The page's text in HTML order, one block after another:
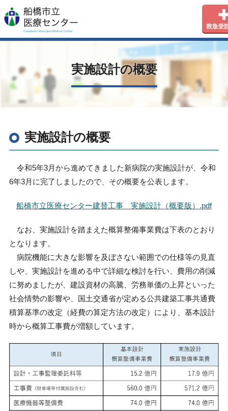
実施設計の概要
実施設計の概要
令和5年3月から進めてきました新病院の実施設計が、令和
6年3月に完了しましたので、その概要を公表します。
船橋市立医療センター建替工事 実施設計（概要版）.pdf
なお、実施設計を踏まえた概算整備事業費は下表のとおり
となります。
病院機能に大きな影響を及ぼさない範囲での仕様等の見直
しや、実施設計を進める中で詳細な検討を行い、費用の削減
に努めましたが、建設資材の高騰、労務単価の上昇といった
社会情勢の影響や、国土交通省が定める公共建築工事共通費
積算基準の改定（経費の算定方法の改定）により、基本設計
時から概算工事費が増額しています。